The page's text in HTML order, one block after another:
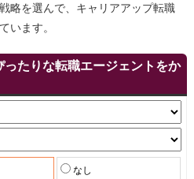
略を選んで、キャリアアップ転職
います。
ったりな転職エージェントをか
なし